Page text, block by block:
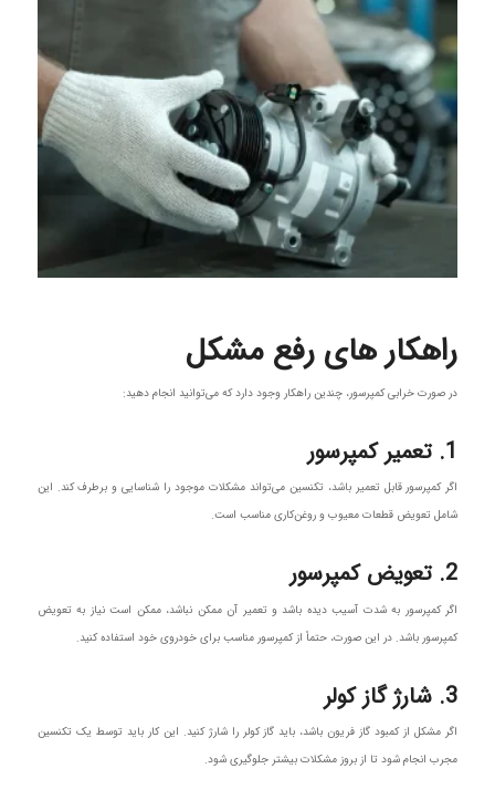
راهکار های رفع مشکل
در صورت خرابی کمپرسور، چندین راهکار وجود دارد که می‌توانید انجام دهید:
1. تعمیر کمپرسور
اگر کمپرسور قابل تعمیر باشد، تکنسین می‌تواند مشکلات موجود را شناسایی و برطرف کند. این
شامل تعویض قطعات معیوب و روغن‌کاری مناسب است.
2. تعویض کمپرسور
اگر کمپرسور به شدت آسیب دیده باشد و تعمیر آن ممکن نباشد، ممکن است نیاز به تعویض
کمپرسور باشد. در این صورت، حتماً از کمپرسور مناسب برای خودروی خود استفاده کنید.
3. شارژ گاز کولر
اگر مشکل از کمبود گاز فریون باشد، باید گاز کولر را شارژ کنید. این کار باید توسط یک تکنسین
مجرب انجام شود تا از بروز مشکلات بیشتر جلوگیری شود.